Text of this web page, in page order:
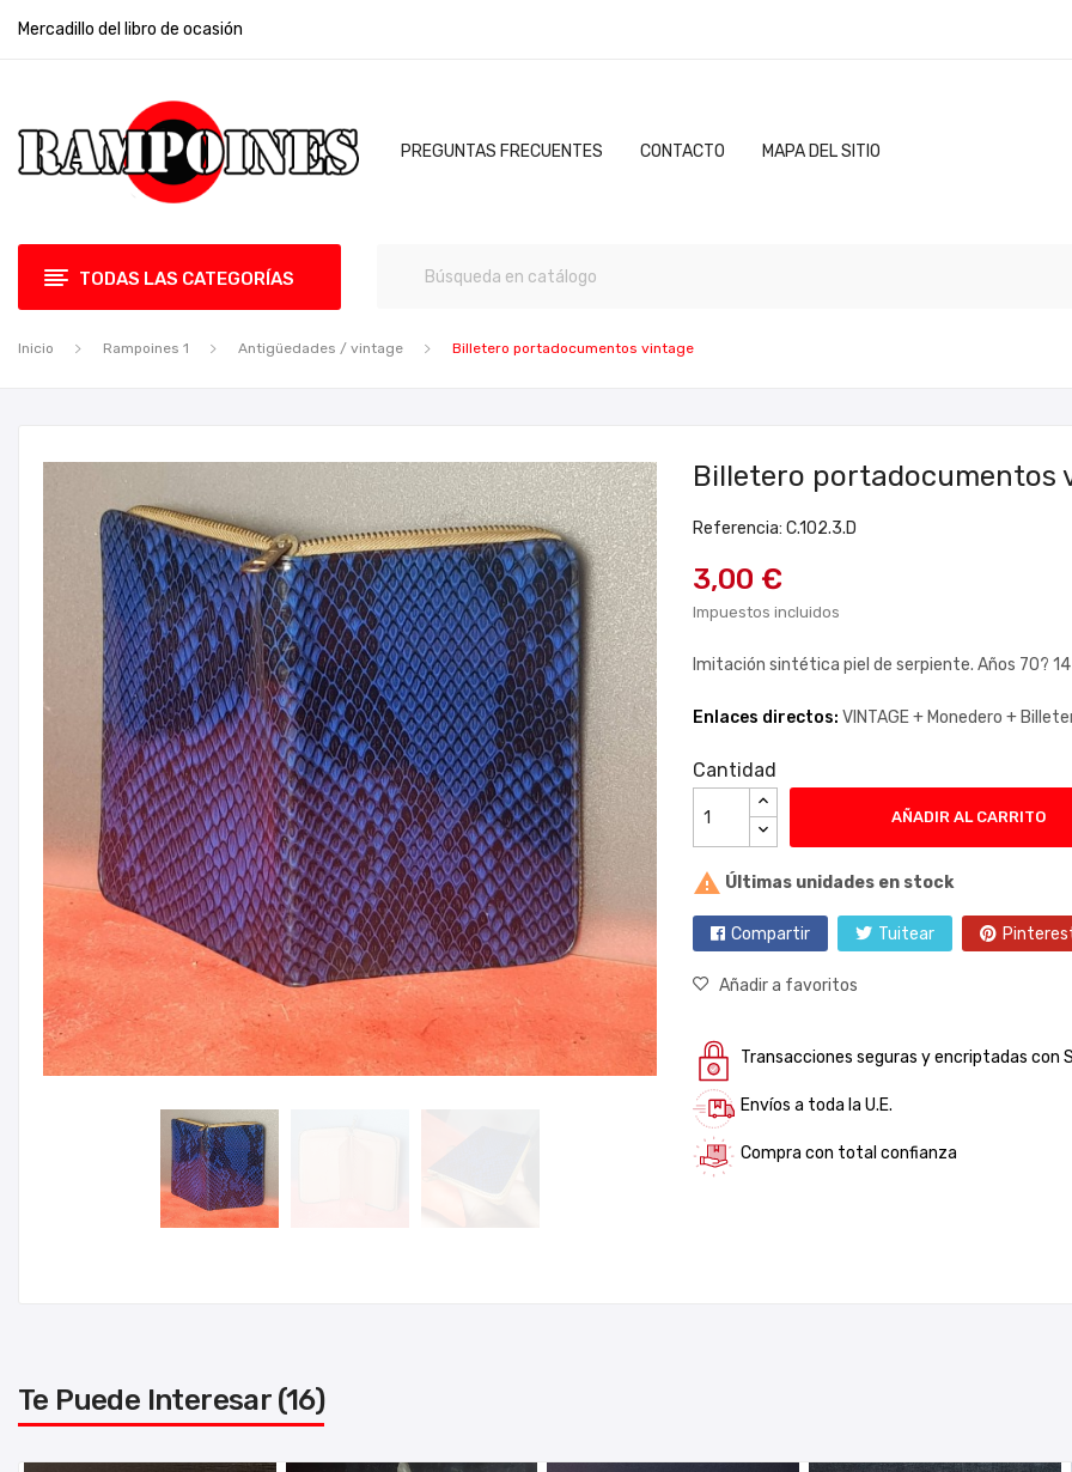
Mercadillo del libro de ocasión
PREGUNTAS FRECUENTES CONTACTO MAPA DEL SITIO
TODAS LAS CATEGORÍAS
Inicio Rampoines 1 Antigüedades / vintage Billetero portadocumentos vintage
Billetero portadocumentos
Referencia: C.102.3.D
3,00 €
Impuestos incluidos
Imitación sintética piel de serpiente. Años 70?
Enlaces directos: VINTAGE + Monedero +
Cantidad
AÑADIR AL CARRITO
 Últimas unidades en stock
Compartir Tuitear
Añadir a favoritos
Transacciones seguras y encriptadas con
Envíos a toda la U.E.
Compra con total confianza
Te Puede Interesar (16)